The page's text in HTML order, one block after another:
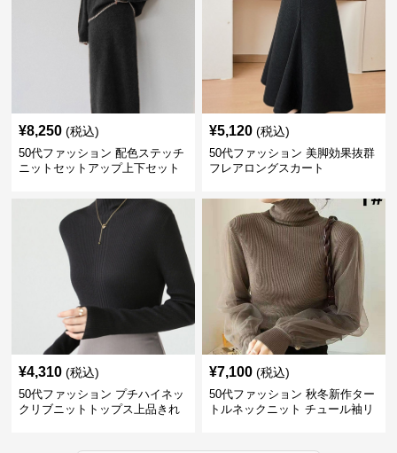
¥8,250 (税込)
50代ファッション 配色ステッチ
ニットセットアップ上下セット
¥5,120 (税込)
50代ファッション 美脚効果抜群
フレアロングスカート
¥4,310 (税込)
50代ファッション プチハイネッ
クリブニットトップス上品きれ
¥7,100 (税込)
50代ファッション 秋冬新作ター
トルネックニット チュール袖リ